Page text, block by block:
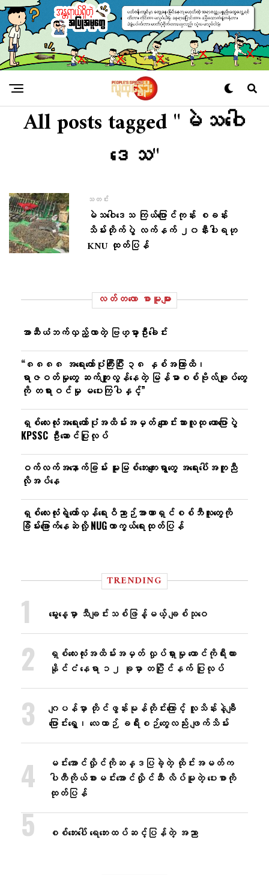
All posts tagged "မဲသဝေါ
ဒေသ"
သတင်း
မဲသဝေါဒေသ ကြယ်ပြောင်ကုန်း စခန်း
သိမ်းတိုက်ပွဲ လက်နက် ၂၀နီးပါးရဟု
KNU ထုတ်ပြန်
လတ်တ‌လော စာမူများ
အာဆီယံဘက်လှည့်လာတဲ့ ဗြဟ္မာ့ဦးခေါင်း
“၈၈၈၈ အရေးတော်ပုံကြီးပြီး ၃၈ နှစ်အကြာထိ၊
ရာဇဝတ်မှုတွေ ဆက်ကျူးလွန်နေတဲ့ မြန်မာစစ်ဗိုလ်ချုပ်တွေ
ကို တရားဝင်မှု မပေးကြပါနှင့်”
ရှစ်လေးလုံးအရေးတော်ပုံအထိမ်းအမှတ် ကျောင်းသားလူထု ဟောပြောပွဲ
KPSSC ဦးဆောင်ပြုလုပ်
ဝက်လက်အနောက်ခြမ်း မူးမြစ်ဘေးကျေးရွာတွေ အရေးပေါ်အကူညီ
လိုအပ်နေ
ရှစ်လေးလုံးရဲ့တော်လှန်ရေးဝိညာဉ်အာဏာရှင်စစ်ဘီလူးတွေကို
ခြိမ်းခြောက်နေဆဲလို့ NUGကာကွယ်ရေးထုတ်ပြန်
TRENDING
မွေးနေ့မှာ သီချင်းသစ်ဖြန့်မယ့် ချစ်သုဝေ
ရှစ်လေးလုံးအထိမ်းအမှတ် လှုပ်ရှားမှု တောင်ကိုရီးယား
နိုင်ငံ နေရာ ၁၂ ခုမှာ တပြိုင်နက် ပြုလုပ်
ဂျပန်မှာ တိုင်ဖွန်းမုန်တိုင်းကြောင့် လူသိန်းနဲ့ချီ
ပြောင်းရွှေ့၊ လေယာဉ် ခရီးစဉ်တွေလည်း ဖျက်သိမ်း
မင်းအောင်လှိုင်ကိုဆန္ဒပြခဲ့တဲ့ ထိုင်းအမတ်က
ပါတီကိုယ်စားမင်းအောင်လှိုင်ဆီ လိပ်မူတဲ့ ပေးစာကို
ထုတ်ပြန်
စစ်ဘေးပေါ် ရေဘေးထပ်ဆင့်ပြန်တဲ့ အညာ